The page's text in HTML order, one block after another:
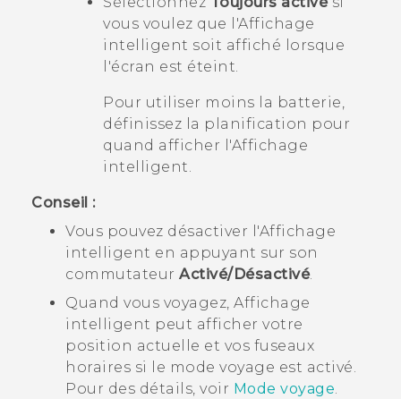
vous voulez que l'Affichage
intelligent soit affiché lorsque
l'écran est éteint.
Pour utiliser moins la batterie,
définissez la planification pour
quand afficher l'Affichage
intelligent.
Conseil :
Vous pouvez désactiver l'Affichage
intelligent en appuyant sur son
commutateur Activé/Désactivé.
Quand vous voyagez, Affichage
intelligent peut afficher votre
position actuelle et vos fuseaux
horaires si le mode voyage est activé.
Pour des détails, voir Mode voyage.